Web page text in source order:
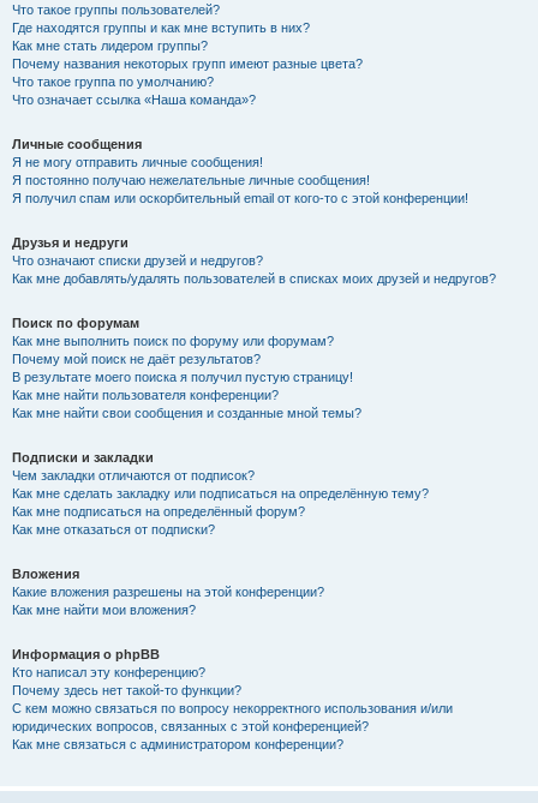
Что такое группы пользователей?
Где находятся группы и как мне вступить в них?
Как мне стать лидером группы?
Почему названия некоторых групп имеют разные цвета?
Что такое группа по умолчанию?
Что означает ссылка «Наша команда»?
Личные сообщения
Я не могу отправить личные сообщения!
Я постоянно получаю нежелательные личные сообщения!
Я получил спам или оскорбительный email от кого-то с этой конференции!
Друзья и недруги
Что означают списки друзей и недругов?
Как мне добавлять/удалять пользователей в списках моих друзей и недругов?
Поиск по форумам
Как мне выполнить поиск по форуму или форумам?
Почему мой поиск не даёт результатов?
В результате моего поиска я получил пустую страницу!
Как мне найти пользователя конференции?
Как мне найти свои сообщения и созданные мной темы?
Подписки и закладки
Чем закладки отличаются от подписок?
Как мне сделать закладку или подписаться на определённую тему?
Как мне подписаться на определённый форум?
Как мне отказаться от подписки?
Вложения
Какие вложения разрешены на этой конференции?
Как мне найти мои вложения?
Информация о phpBB
Кто написал эту конференцию?
Почему здесь нет такой-то функции?
С кем можно связаться по вопросу некорректного использования и/или
юридических вопросов, связанных с этой конференцией?
Как мне связаться с администратором конференции?